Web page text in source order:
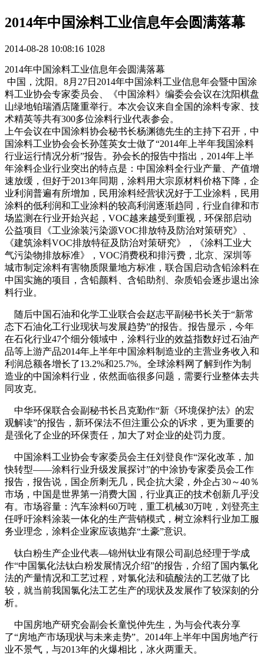
2014年中国涂料工业信息年会圆满落幕
2014-08-28 10:08:16 1028
2014年中国涂料工业信息年会圆满落幕
中国，沈阳。8月27日2014年中国涂料工业信息年会暨中国涂
料工业协会专家委员会、《中国涂料》编委会会议在沈阳棋盘
山绿地铂瑞酒店隆重举行。本次会议来自全国的涂料专家、技
术精英等共有300多位涂料行业代表参会。
上午会议在中国涂料协会秘书长杨渊德先生的主持下召开，中
国涂料工业协会会长孙莲英女士做了“2014年上半年我国涂料
行业运行情况分析”报告。孙会长的报告中指出，2014年上半
年涂料企业行业突出的特点是：中国涂料全行业产量、产值增
速放缓，但好于2013年同期，涂料用大宗原材料价格下降，企
业利润普遍有所增加，民用涂料经营状况好于工业涂料，民用
涂料的低利润和工业涂料的较高利润逐渐趋同，行业自律和市
场监测在行业开始兴起，VOC越来越受到重视，环保部启动
公益项目《工业涂装污染源VOC排放特及防治对策研究》、
《建筑涂料VOC排放特征及防治对策研究》，《涂料工业大
气污染物排放标准》，VOC消费税和排污费，北京、深圳等
城市制定涂料有害物质限量地方标准，联合国启动含铅涂料在
中国实施的项目，含铅颜料、含铅助剂、杂质铅会逐步退出涂
料行业。
随后中国石油和化学工业联合会赵志平副秘书长关于“新常
态下石油化工行业现状与发展趋势”的报告。报告显示，今年
在石化行业47个细分领域中，涂料行业的效益指数好过石油产
品等上游产品2014年上半年中国涂料制造业的主营业务收入和
利润总额各增长了13.2%和25.7%。全球涂料网了解到作为制
造业的中国涂料行业，依然面临很多问题，需要行业整体去共
同攻克。
中华环保联合会副秘书长吕克勤作“新《环境保护法》的宏
观解读”的报告，新环保法不但注重公众的诉求，更为重要的
是强化了企业的环保责任，加大了对企业的处罚力度。
中国涂料工业协会专家委员会主任刘登良作“深化改革，加
快转型——涂料行业升级发展探讨”的中涂协专家委员会工作
报告，报告说，国企所剩无几，民企抗大梁，外企占30～40％
市场，中国是世界第一消费大国，行业真正的技术创新几乎没
有。市场容量：汽车涂料60万吨，重工机械30万吨，刘登亮主
任呼吁涂料涂装一体化的生产营销模式，树立涂料行业加工服
务业理念，涂料企业家应该抛弃“土豪”意识。
钛白粉生产企业代表—锦州钛业有限公司副总经理于学成
作“中国氯化法钛白粉发展情况介绍”的报告，介绍了国内氯化
法的产量情况和工艺过程，对氯化法和硫酸法的工艺做了比
较，就当前我国氯化法工艺生产的现状及发展作了较深刻的分
析。
中国房地产研究会副会长童悦仲先生，为与会代表分享
了“房地产市场现状与未来走势”。2014年上半年中国房地产行
业不景气，与2013年的火爆相比，冰火两重天。